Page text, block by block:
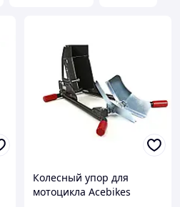
Колесный упор для
мотоцикла Acebikes